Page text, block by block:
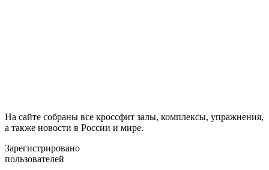
На сайте собраны все кроссфит залы, комплексы, упражнения,
а также новости в России и мире.
Зарегистрировано
пользователей